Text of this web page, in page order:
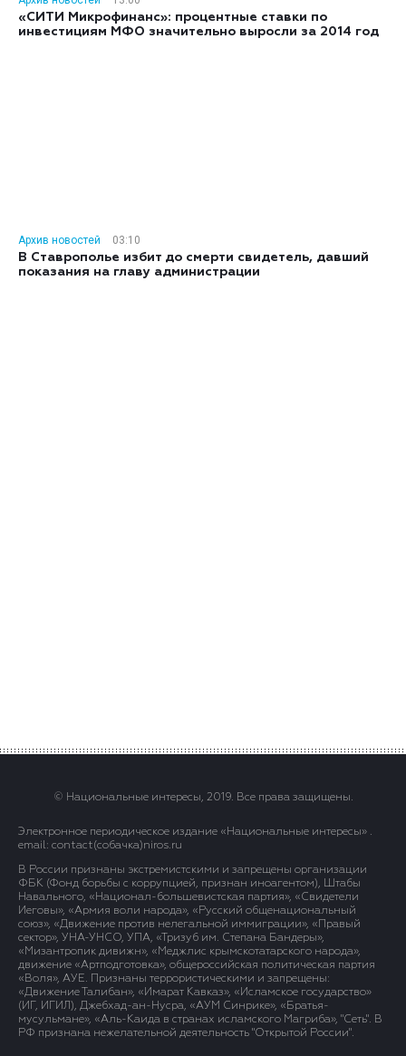
«СИТИ Микрофинанс»: процентные ставки по
инвестициям МФО значительно выросли за 2014 год
Архив новостей
03:10
В Ставрополье избит до смерти свидетель, давший
показания на главу администрации
© Национальные интересы, 2019. Все права защищены.
Электронное периодическое издание «Национальные интересы» .
email: contact(сoбaчка)niros.ru
В России признаны экстремистскими и запрещены организации
ФБК (Фонд борьбы с коррупцией, признан иноагентом), Штабы
Навального, «Национал-большевистская партия», «Свидетели
Иеговы», «Армия воли народа», «Русский общенациональный
союз», «Движение против нелегальной иммиграции», «Правый
сектор», УНА-УНСО, УПА, «Тризуб им. Степана Бандеры»,
«Мизантропик дивижн», «Меджлис крымскотатарского народа»,
движение «Артподготовка», общероссийская политическая партия
«Воля», АУЕ. Признаны террористическими и запрещены:
«Движение Талибан», «Имарат Кавказ», «Исламское государство»
(ИГ, ИГИЛ), Джебхад-ан-Нусра, «АУМ Синрике», «Братья-
мусульмане», «Аль-Каида в странах исламского Магриба», "Сеть". В
РФ признана нежелательной деятельность "Открытой России".